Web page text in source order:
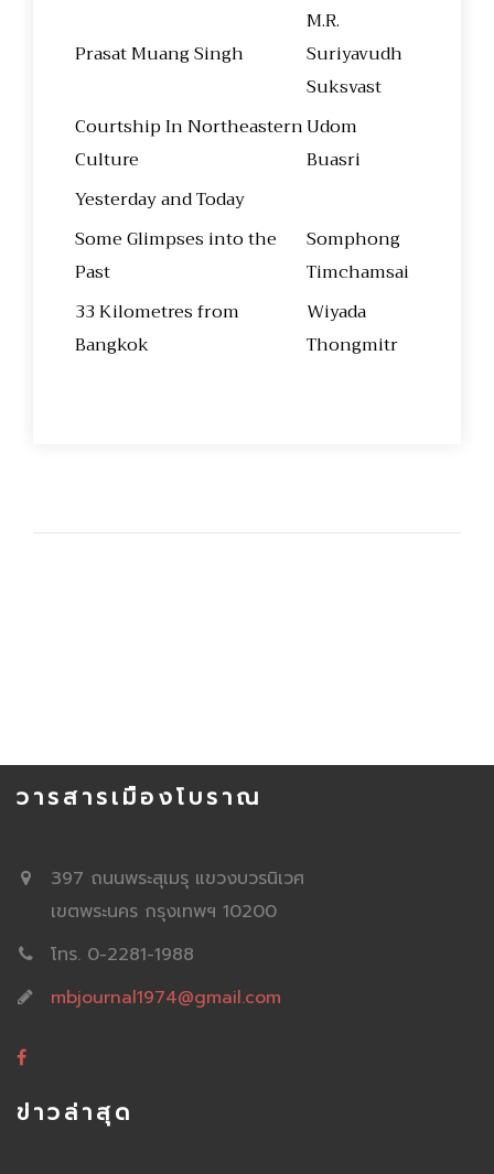
Prasat Muang Singh
M.R.
Suriyavudh
Suksvast
Courtship In Northeastern
Culture
Udom
Buasri
Yesterday and Today
Some Glimpses into the
Past
Somphong
Timchamsai
33 Kilometres from
Bangkok
Wiyada
Thongmitr
วารสารเมืองโบราณ
397 ถนนพระสุเมรุ แขวงบวรนิเวศ
เขตพระนคร กรุงเทพฯ 10200
โทร. 0-2281-1988
mbjournal1974@gmail.com
ข่าวล่าสุด